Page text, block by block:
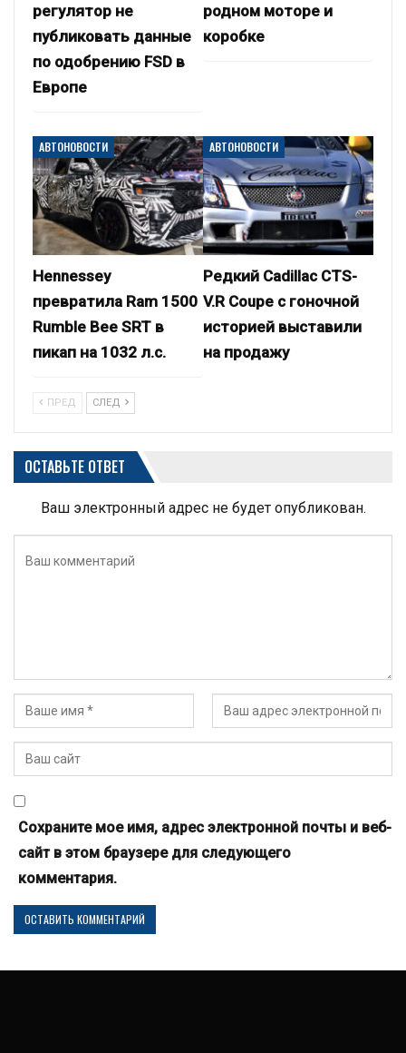
регулятор не
публиковать данные
по одобрению FSD в
Европе
родном моторе и
коробке
АВТОНОВОСТИ
Hennessey
превратила Ram 1500
Rumble Bee SRT в
пикап на 1032 л.с.
АВТОНОВОСТИ
Редкий Cadillac CTS-
V.R Coupe с гоночной
историей выставили
на продажу
ПРЕД СЛЕД
ОСТАВЬТЕ ОТВЕТ
Ваш электронный адрес не будет опубликован.
Сохраните мое имя, адрес электронной почты и веб-
сайт в этом браузере для следующего
комментария.